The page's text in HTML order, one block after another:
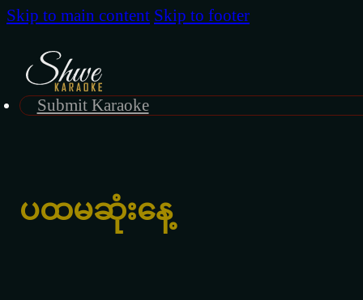
Skip to main content Skip to footer
Submit Karaoke
ပထမဆုံးနေ့